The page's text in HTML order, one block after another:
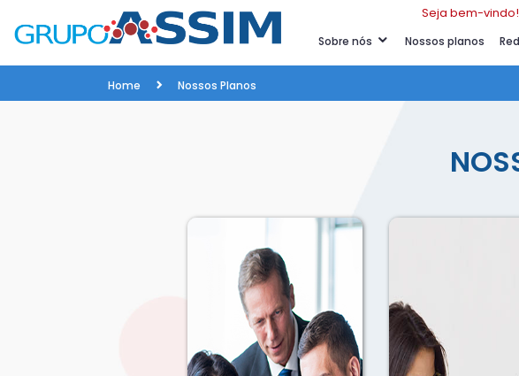
Seja bem-vindo!
Sobre nós Nossos planos
Home Nossos Planos